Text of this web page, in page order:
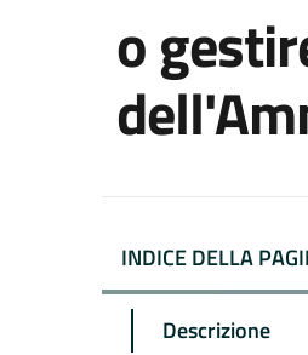
o
INDICE DELLA
Descrizione